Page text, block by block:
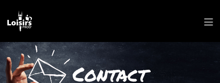
Contact